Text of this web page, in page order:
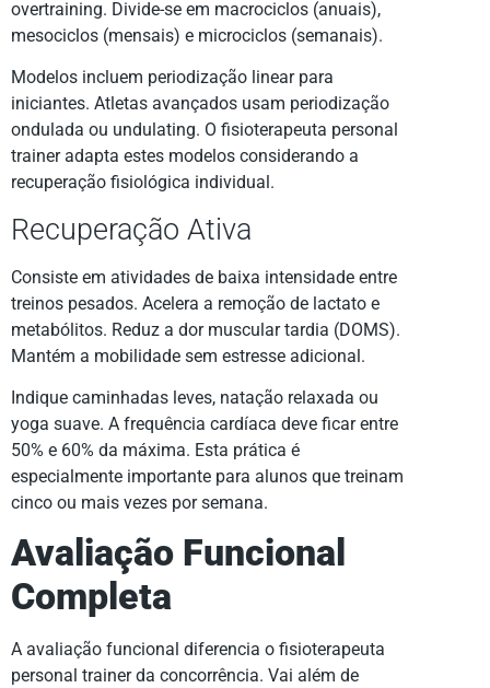
overtraining. Divide-se em macrociclos (anuais),
mesociclos (mensais) e microciclos (semanais).
Modelos incluem periodização linear para
iniciantes. Atletas avançados usam periodização
ondulada ou undulating. O fisioterapeuta personal
trainer adapta estes modelos considerando a
recuperação fisiológica individual.
Recuperação Ativa
Consiste em atividades de baixa intensidade entre
treinos pesados. Acelera a remoção de lactato e
metabólitos. Reduz a dor muscular tardia (DOMS).
Mantém a mobilidade sem estresse adicional.
Indique caminhadas leves, natação relaxada ou
yoga suave. A frequência cardíaca deve ficar entre
50% e 60% da máxima. Esta prática é
especialmente importante para alunos que treinam
cinco ou mais vezes por semana.
Avaliação Funcional
Completa
A avaliação funcional diferencia o fisioterapeuta
personal trainer da concorrência. Vai além de